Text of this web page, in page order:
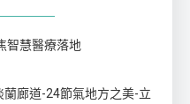
智慧醫療落地
蘭廊道-24節氣地方之美-立